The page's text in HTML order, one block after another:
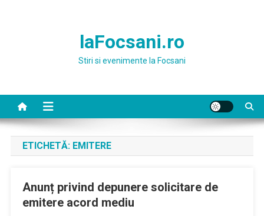
laFocsani.ro
Stiri si evenimente la Focsani
ETICHETĂ: EMITERE
Anunț privind depunere solicitare de
emitere acord mediu